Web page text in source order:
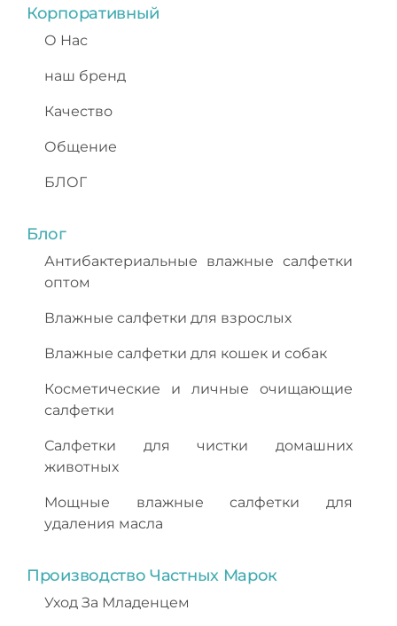
Корпоративный
О Нас
наш бренд
Качество
Общение
БЛОГ
Блог
Антибактериальные влажные салфетки
оптом
Влажные салфетки для взрослых
Влажные салфетки для кошек и собак
Косметические и личные очищающие
салфетки
Салфетки для чистки домашних
животных
Мощные влажные салфетки для
удаления масла
Производство Частных Марок
Уход За Младенцем